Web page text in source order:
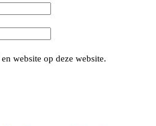
website op deze website.